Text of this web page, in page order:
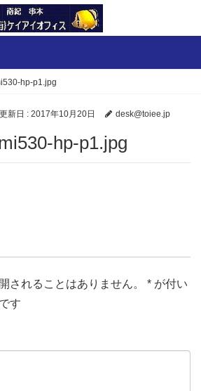
hp-p1.jpg
新日 : 2017年10月20日 desk@toiee.jp
hp-p1.jpg
されることはありません。 * が付い
す